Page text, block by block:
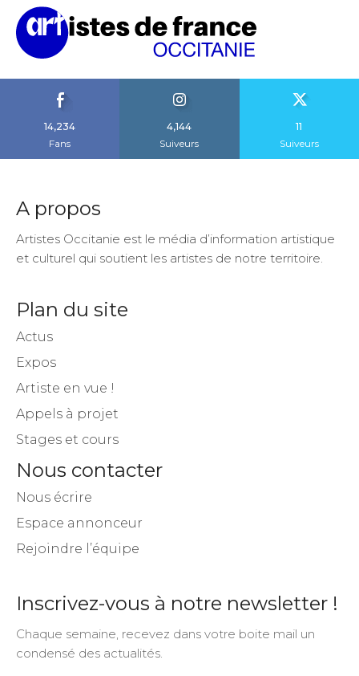
14,234
Fans
4,144
Suiveurs
11
Suiveurs
A propos
Artistes Occitanie est le média d’information artistique
et culturel qui soutient les artistes de notre territoire.
Plan du site
Actus
Expos
Artiste en vue !
Appels à projet
Stages et cours
Nous contacter
Nous écrire
Espace annonceur
Rejoindre l’équipe
Inscrivez-vous à notre newsletter !
Chaque semaine, recevez dans votre boite mail un
condensé des actualités.